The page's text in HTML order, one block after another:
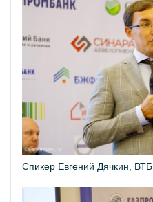
Спикер Евгений Дячкин, ВТБ